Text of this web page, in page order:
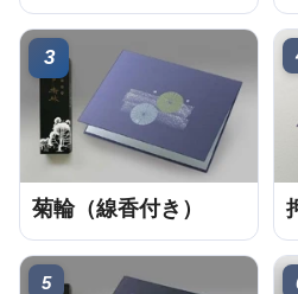
3
菊輪（線香付き）
5